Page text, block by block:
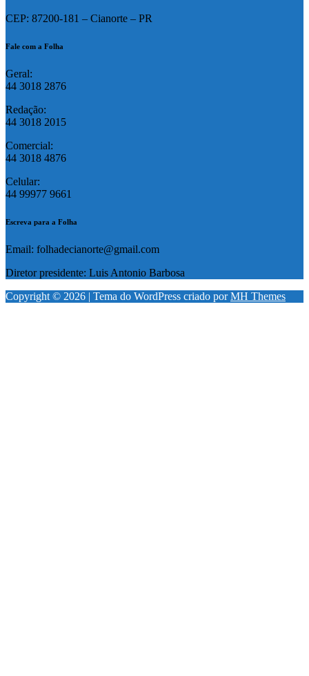
CEP: 87200-181 – Cianorte – PR
Fale com a Folha
Geral:
44 3018 2876
Redação:
44 3018 2015
Comercial:
44 3018 4876
Celular:
44 99977 9661
Escreva para a Folha
Email: folhadecianorte@gmail.com
Diretor presidente: Luis Antonio Barbosa
Copyright © 2026 | Tema do WordPress criado porMH Themes